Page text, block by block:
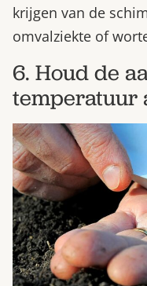
krijgen van de
omvalziekte of
6. Houd de
temperatuur